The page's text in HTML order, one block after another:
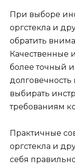
При выборе
оргстекла и
обратить
Качественные
более точный и
выбирать
требованиям
Практичные
оргстекла и
себя